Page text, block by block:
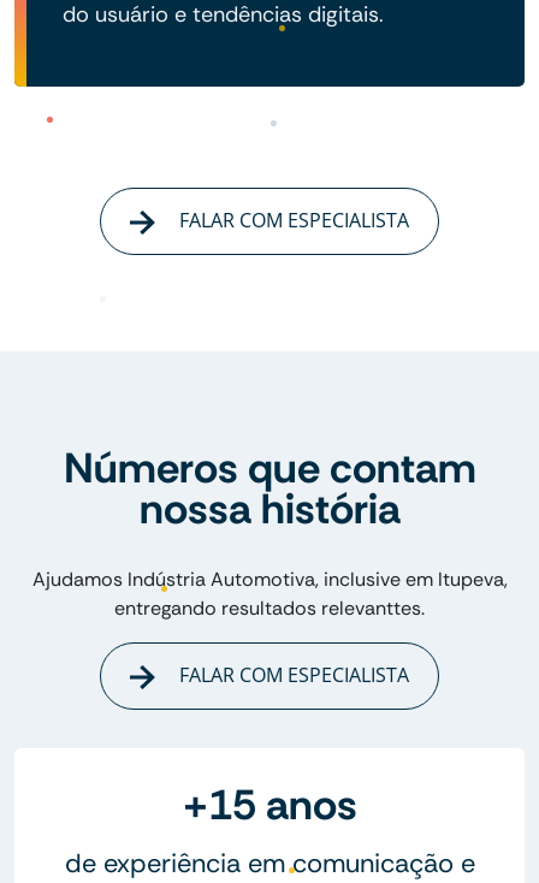
do usuário e tendências digitais.
FALAR COM ESPECIALISTA
Números que contam
nossa história
Ajudamos Indústria Automotiva, inclusive em Itupeva,
entregando resultados relevanttes.
FALAR COM ESPECIALISTA
+15 anos
de experiência em comunicação e